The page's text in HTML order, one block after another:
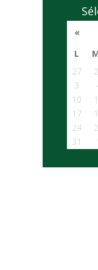
«
L
27
3
10
17
24
31